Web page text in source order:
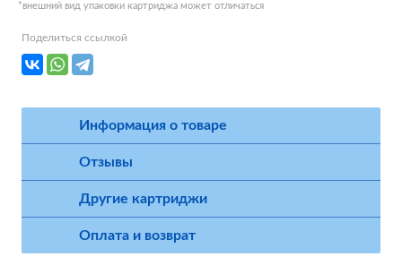
*внешний вид упаковки картриджа может отличаться
Поделиться ссылкой
Информация о товаре
Отзывы
Другие картриджи
Оплата и возврат